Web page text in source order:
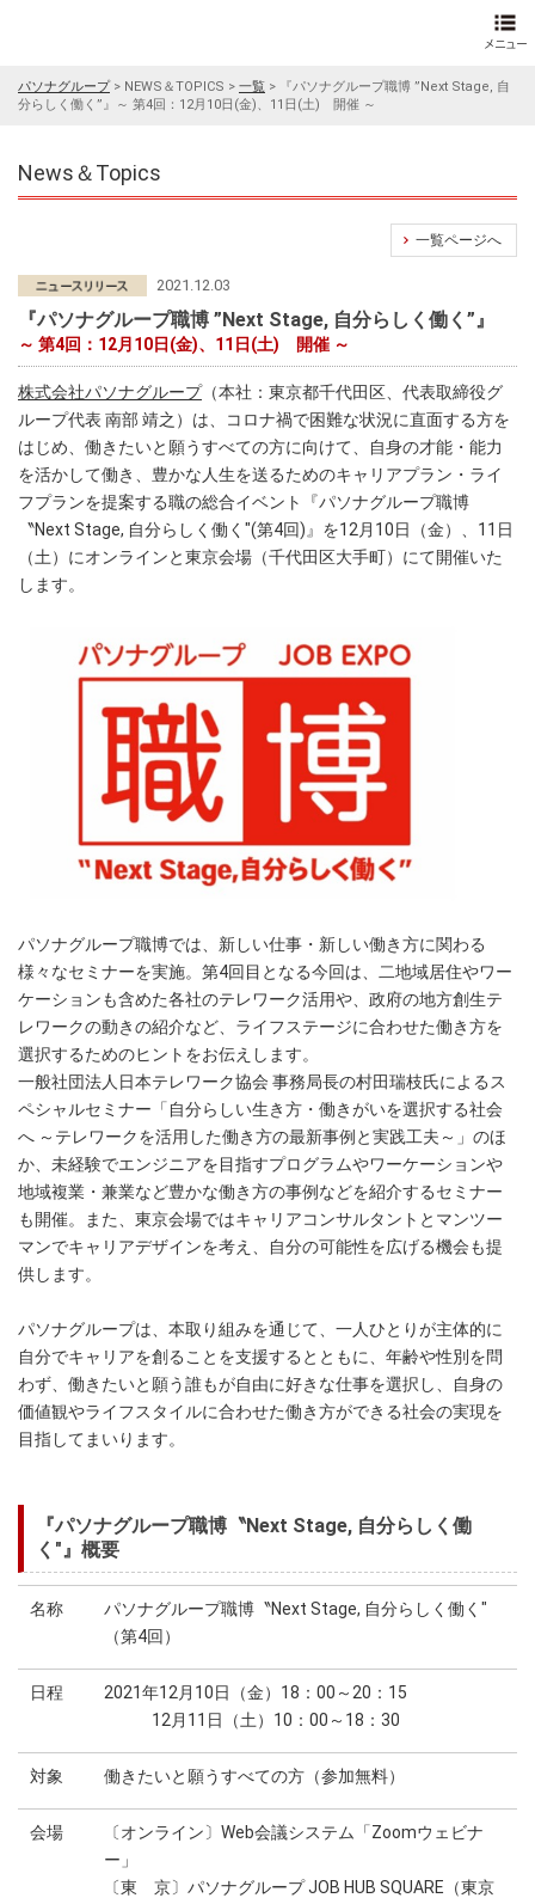
パソナグループ> NEWS＆TOPICS > 一覧 >
『パソナグループ職博 ”Next Stage, 自
分らしく働く”』～ 第4回：12月10日(金)、11日(土) 開催 ～
News＆Topics
一覧ページへ
2021.12.03
『パソナグループ職博 ”Next Stage, 自分らしく働く”』
～ 第4回：12月10日(金)、11日(土) 開催 ～
株式会社パソナグループ（本社：東京都千代田区、代表取締役グ
ループ代表 南部 靖之）は、コロナ禍で困難な状況に直面する方を
はじめ、働きたいと願うすべての方に向けて、自身の才能・能力
を活かして働き、豊かな人生を送るためのキャリアプラン・ライ
フプランを提案する職の総合イベント『パソナグループ職博
〝Next Stage, 自分らしく働く″(第4回)』を12月10日（金）、11日
（土）にオンラインと東京会場（千代田区大手町）にて開催いた
します。
パソナグループ職博では、新しい仕事・新しい働き方に関わる
様々なセミナーを実施。第4回目となる今回は、二地域居住やワー
ケーションも含めた各社のテレワーク活用や、政府の地方創生テ
レワークの動きの紹介など、ライフステージに合わせた働き方を
選択するためのヒントをお伝えします。
一般社団法人日本テレワーク協会 事務局長の村田瑞枝氏によるス
ペシャルセミナー「自分らしい生き方・働きがいを選択する社会
へ ～テレワークを活用した働き方の最新事例と実践工夫～」のほ
か、未経験でエンジニアを目指すプログラムやワーケーションや
地域複業・兼業など豊かな働き方の事例などを紹介するセミナー
も開催。また、東京会場ではキャリアコンサルタントとマンツー
マンでキャリアデザインを考え、自分の可能性を広げる機会も提
供します。
パソナグループは、本取り組みを通じて、一人ひとりが主体的に
自分でキャリアを創ることを支援するとともに、年齢や性別を問
わず、働きたいと願う誰もが自由に好きな仕事を選択し、自身の
価値観やライフスタイルに合わせた働き方ができる社会の実現を
目指してまいります。
『パソナグループ職博〝Next Stage, 自分らしく働
く″』概要
名称
パソナグループ職博〝Next Stage, 自分らしく働く″
（第4回）
日程
2021年12月10日（金）18：00～20：15
12月11日（土）10：00～18：30
対象 働きたいと願うすべての方（参加無料）
会場
〔オンライン〕Web会議システム「Zoomウェビナ
ー」
〔東 京〕パソナグループ JOB HUB SQUARE（東京